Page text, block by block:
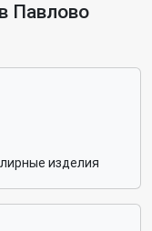
Павлово
изделия